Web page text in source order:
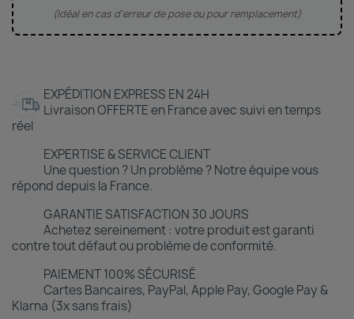
(Idéal en cas d'erreur de pose ou pour remplacement)
EXPÉDITION EXPRESS EN 24H
Livraison OFFERTE en France avec suivi en temps
réel
EXPERTISE & SERVICE CLIENT
Une question ? Un problème ? Notre équipe vous
répond depuis la France.
GARANTIE SATISFACTION 30 JOURS
Achetez sereinement : votre produit est garanti
contre tout défaut ou problème de conformité.
PAIEMENT 100% SÉCURISÉ
Cartes Bancaires, PayPal, Apple Pay, Google Pay &
Klarna (3x sans frais)